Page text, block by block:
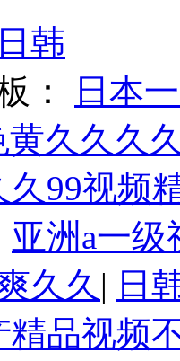
韩
：
日本
黄久久久
久99视频
亚洲a一级
久久 | 日
精品视频